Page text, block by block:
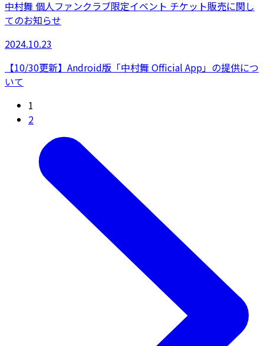
中村舞 個人ファンクラブ限定イベント チケット販売に関し
てのお知らせ
2024.10.23
【10/30更新】Android版「中村舞 Official App」の提供につ
いて
1
2